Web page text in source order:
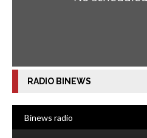
RADIO BINEWS